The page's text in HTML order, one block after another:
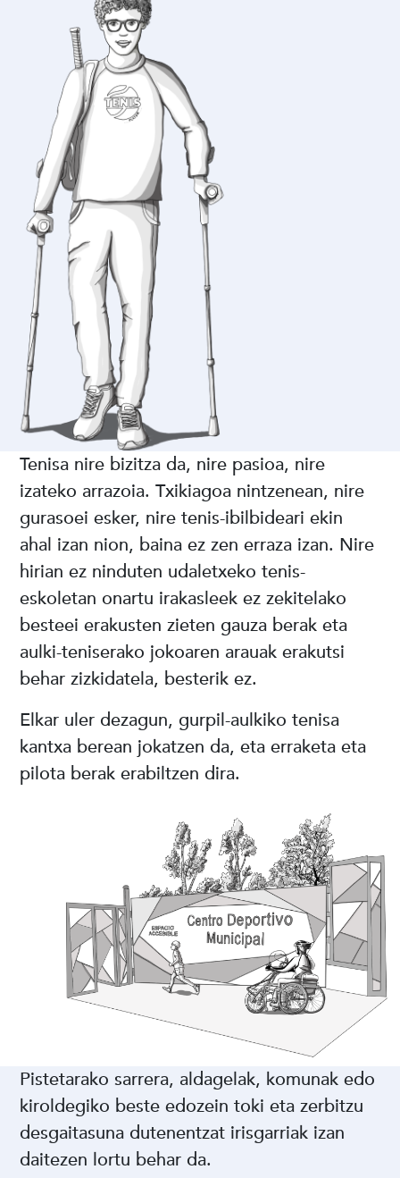
Tenisa nire bizitza da, nire pasioa, nire
izateko arrazoia. Txikiagoa nintzenean, nire
gurasoei esker, nire tenis-ibilbideari ekin
ahal izan nion, baina ez zen erraza izan. Nire
hirian ez ninduten udaletxeko tenis-
eskoletan onartu irakasleek ez zekitelako
besteei erakusten zieten gauza berak eta
aulki-teniserako jokoaren arauak erakutsi
behar zizkidatela, besterik ez.
Elkar uler dezagun, gurpil-aulkiko tenisa
kantxa berean jokatzen da, eta erraketa eta
pilota berak erabiltzen dira.
Pistetarako sarrera, aldagelak, komunak edo
kiroldegiko beste edozein toki eta zerbitzu
desgaitasuna dutenentzat irisgarriak izan
daitezen lortu behar da.